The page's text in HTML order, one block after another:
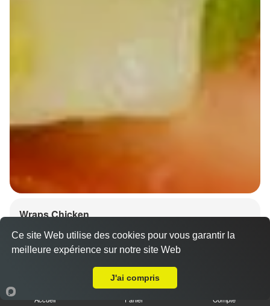
Wraps Chicken
8.50 €
Accueil Panier Compte
Ce site Web utilise des cookies pour vous garantir la
meilleure expérience sur notre site Web
J'ai compris